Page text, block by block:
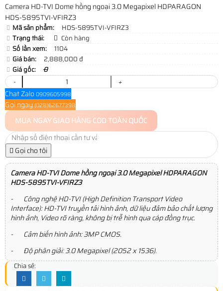
Camera HD-TVI Dome hồng ngoại 3.0 Megapixel HDPARAGON
HDS-5895TVI-VFIRZ3
Mã sản phẩm:
HDS-5895TVI-VFIRZ3
Trạng thái:
Còn hàng
Số lần xem:
1104
Giá bán:
2,888,000 đ
Giá gốc:
0
-
+
Chat Zalo 0909605998
Gọi ngay(028)62677398
MUA NGAYGIAO HÀNG COD TOÀN QUỐC
Gọi cho tôi
Camera HD-TVI Dome hồng ngoại 3.0 Megapixel HDPARAGON
HDS-5895TVI-VFIRZ3
- Công nghệ HD-TVI (High Definition Transport Video
Interface): HD-TVI truyền tải hình ảnh, dữ liệu đảm bảo chất lượng
hình ảnh, Video rõ ràng, không bị trễ hình qua cáp đồng trục.
- Cảm biến hình ảnh: 3MP CMOS.
- Độ phân giải: 3.0 Megapixel (2052 x 1536).
Chia sẻ: